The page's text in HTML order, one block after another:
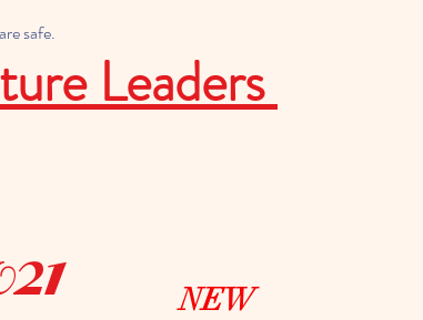
safe.
Leaders
NEW